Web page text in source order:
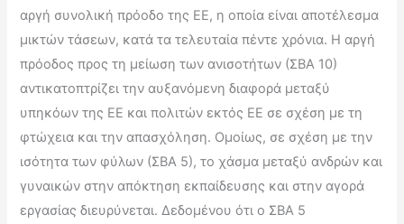
αργή συνολική πρόοδο της ΕΕ, η οποία είναι αποτέλεσμα
μικτών τάσεων, κατά τα τελευταία πέντε χρόνια. Η αργή
πρόοδος προς τη μείωση των ανισοτήτων (ΣΒΑ 10)
αντικατοπτρίζει την αυξανόμενη διαφορά μεταξύ
υπηκόων της ΕΕ και πολιτών εκτός ΕΕ σε σχέση με τη
φτώχεια και την απασχόληση. Ομοίως, σε σχέση με την
ισότητα των φύλων (ΣΒΑ 5), το χάσμα μεταξύ ανδρών και
γυναικών στην απόκτηση εκπαίδευσης και στην αγορά
εργασίας διευρύνεται. Δεδομένου ότι ο ΣΒΑ 5